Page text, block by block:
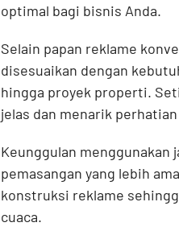
optimal bagi bisnis Anda.
Selain papan reklame
disesuaikan dengan
hingga proyek properti.
jelas dan menarik
Keunggulan menggunakan
pemasangan yang lebih
konstruksi reklame
cuaca.